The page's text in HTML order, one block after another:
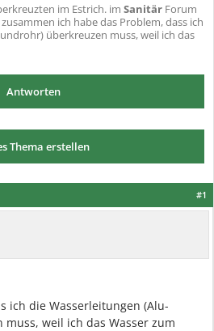
im Estrich. im Sanitär Forum
ich habe das Problem, dass ich
überkreuzen muss, weil ich das
Antworten
Thema erstellen
#1
ich die Wasserleitungen (Alu-
weil ich das Wasser zum